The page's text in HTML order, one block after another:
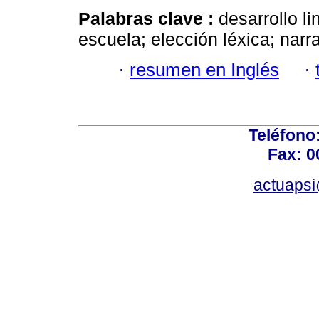
Palabras clave : desarrollo
escuela; elección léxica;
· resumen en Inglés ·
Fax: